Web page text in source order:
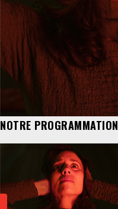
NOTRE PROGRAMMATION